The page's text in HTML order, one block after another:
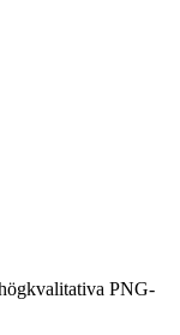
PNG-